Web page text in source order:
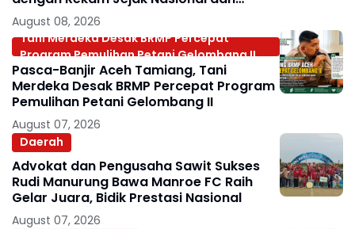
Internasional
August 08, 2026
Tani Merdeka Desak BRMP Percepat
Program Pemulihan Petani Gelombang II
Pasca-Banjir Aceh Tamiang, Tani
Merdeka Desak BRMP Percepat Program
Pemulihan Petani Gelombang II
August 07, 2026
Daerah
Advokat dan Pengusaha Sawit Sukses
Rudi Manurung Bawa Manroe FC Raih
Gelar Juara, Bidik Prestasi Nasional
August 07, 2026